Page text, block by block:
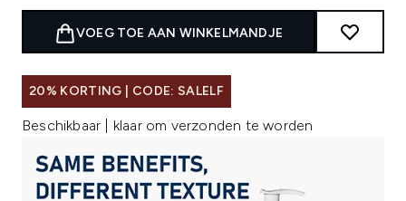
VOEG TOE AAN WINKELMANDJE
20% KORTING | CODE: SALELF
Beschikbaar | klaar om verzonden te worden